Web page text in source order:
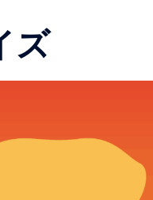
ズ